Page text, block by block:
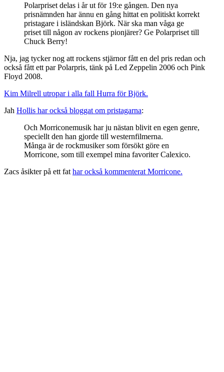
Polarpriset delas i år ut för 19:e gången. Den nya
prisnämnden har ännu en gång hittat en politiskt korrekt
pristagare i isländskan Björk. När ska man våga ge
priset till någon av rockens pionjärer? Ge Polarpriset till
Chuck Berry!
Nja, jag tycker nog att rockens stjärnor fått en del pris redan och
också fått ett par Polarpris, tänk på Led Zeppelin 2006 och Pink
Floyd 2008.
Kim Milrell utropar i alla fall Hurra för Björk.
Jah Hollis har också bloggat om pristagarna:
Och Morriconemusik har ju nästan blivit en egen genre,
speciellt den han gjorde till westernfilmerna.
Många är de rockmusiker som försökt göre en
Morricone, som till exempel mina favoriter Calexico.
Zacs åsikter på ett fat har också kommenterat Morricone.